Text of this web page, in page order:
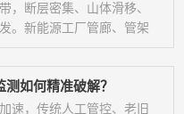
，断层密集、山体滑移、
。新能源工厂管廊、管架
大、岩土稳定性弱，极易
、管线应力撕裂等重大
如何精准破解？
速，传统人工管控、老旧